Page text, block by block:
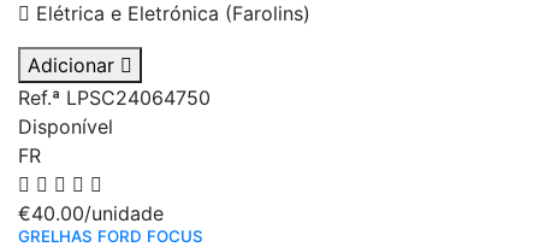
Elétrica e Eletrónica (Farolins)
Adicionar
Ref.ª LPSC24064750
Disponível
FR
€40.00/unidade
GRELHAS FORD FOCUS